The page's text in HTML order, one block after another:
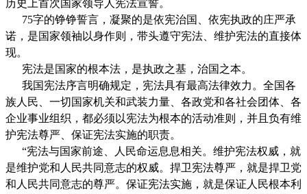
历史上首次国家领导人宪法宣誓。
75字的铮铮誓言，凝聚的是依宪治国、依宪执政的庄严承
诺，是国家领袖以身作则，带头遵守宪法、维护宪法的直接体
现。
宪法是国家的根本法，是执政之基，治国之本。
我国宪法序言明确规定，宪法具有最高法律效力。全国各
族人民、一切国家机关和武装力量、各政党和各社会团体、各
企业事业组织，都必须以宪法为根本的活动准则，并且负有维
护宪法尊严、保证宪法实施的职责。
“宪法与国家前途、人民命运息息相关。维护宪法权威，就
是维护党和人民共同意志的权威。捍卫宪法尊严，就是捍卫党
和人民共同意志的尊严。保证宪法实施，就是保证人民根本利